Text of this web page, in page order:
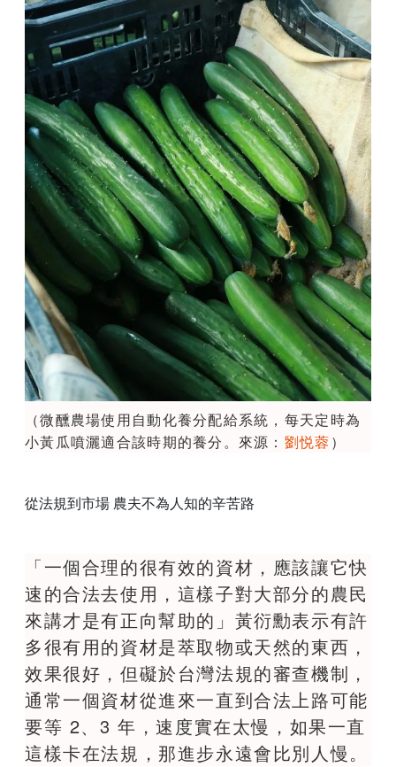
（微醺農場使用自動化養分配給系統，每天定時為
小黃瓜噴灑適合該時期的養分。來源： 劉悦蓉）
從法規到市場 農夫不為人知的辛苦路
「一個合理的很有效的資材，應該讓它快
速的合法去使用，這樣子對大部分的農民
來講才是有正向幫助的」黃衍勳表示有許
多很有用的資材是萃取物或天然的東西，
效果很好，但礙於台灣法規的審查機制，
通常一個資材從進來一直到合法上路可能
要等 2、3 年，速度實在太慢，如果一直
這樣卡在法規，那進步永遠會比別人慢。